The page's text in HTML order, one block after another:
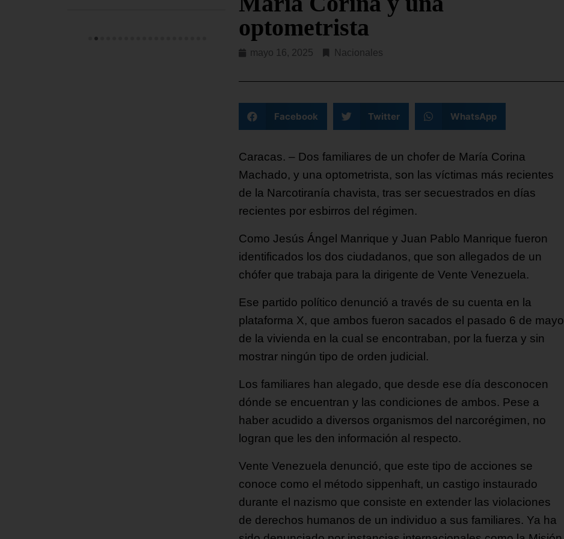
SEGUIR LEYENDO...
optometrista
mayo 16, 2025 Nacionales
Facebook Twitter WhatsApp
Caracas. – Dos familiares de un chofer de María Corina
Machado, y una optometrista, son las víctimas más recientes
de la Narcotiranía chavista, tras ser secuestrados en días
recientes por esbirros del régimen.
Como Jesús Ángel Manrique y Juan Pablo Manrique fueron
identificados los dos ciudadanos, que son allegados de un
chófer que trabaja para la dirigente de Vente Venezuela.
Ese partido político denunció a través de su cuenta en la
plataforma X, que ambos fueron sacados el pasado 6 de mayo
de la vivienda en la cual se encontraban, por la fuerza y sin
mostrar ningún tipo de orden judicial.
Los familiares han alegado, que desde ese día desconocen
dónde se encuentran y las condiciones de ambos. Pese a
haber acudido a diversos organismos del narcorégimen, no
logran que les den información al respecto.
Vente Venezuela denunció, que este tipo de acciones se
conoce como el método sippenhaft, un castigo instaurado
durante el nazismo que consiste en extender las violaciones
de derechos humanos de un individuo a sus familiares. Ya ha